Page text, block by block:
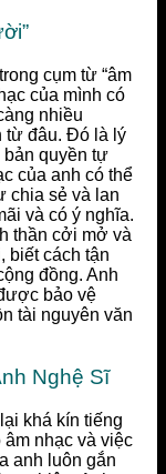
cụm từ “âm
của mình có
nhiều
từ đâu. Đó là lý
bản quyền tự
của anh có thể
chia sẻ và lan
và có ý nghĩa.
thần cởi mở và
biết cách tận
đồng. Anh
bảo vệ
tài nguyên văn
Nghệ Sĩ
khá kín tiếng
nhạc và việc
anh luôn gắn